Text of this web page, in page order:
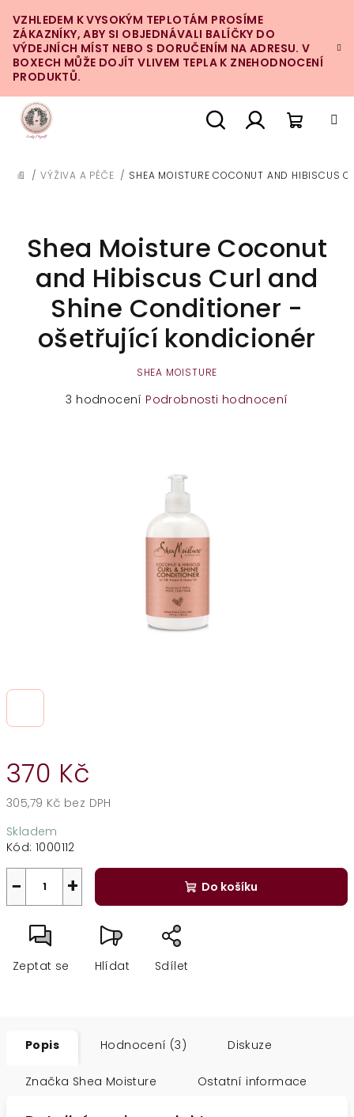
na
obsah
VZHLEDEM K VYSOKÝM TEPLOTÁM PROSÍME
ZÁKAZNÍKY, ABY SI OBJEDNÁVALI BALÍČKY DO
VÝDEJNÍCH MÍST NEBO S DORUČENÍM NA ADRESU. V
BOXECH MŮŽE DOJÍT VLIVEM TEPLA K ZNEHODNOCENÍ
PRODUKTŮ.
DOMŮ
/ VÝŽIVA A PÉČE / SHEA MOISTURE COCONUT AND HIBISCUS
370 Kč
305,79 Kč bez DPH
cena:
Skladem
Kód: 1000112
+
− Do košíku
Zeptat se Hlídat Sdílet
Shea Moisture Coconut
and Hibiscus Curl and
Shine Conditioner -
ošetřující kondicionér
SHEA MOISTURE
Průměrné
3 hodnocení Podrobnosti hodnocení
Popis Hodnocení (3) Diskuze
Značka Shea Moisture Ostatní informace